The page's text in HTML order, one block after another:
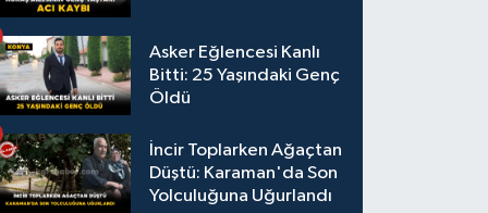
Asker Eğlencesi Kanlı
Bitti: 25 Yaşındaki Genç
Öldü
İncir Toplarken Ağaçtan
Düştü: Karaman'da Son
Yolculuğuna Uğurlandı